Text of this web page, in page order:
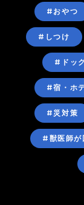
#おやつ
#しつけ
#ドッ
#宿・ホ
#災対策
#獣医師が